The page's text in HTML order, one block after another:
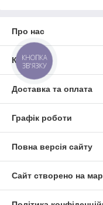
Про нас
Контакти
Доставка та оплата
Графік роботи
Повна версія сайту
Сайт створено на
КНОПКА
ЗВ'ЯЗКУ